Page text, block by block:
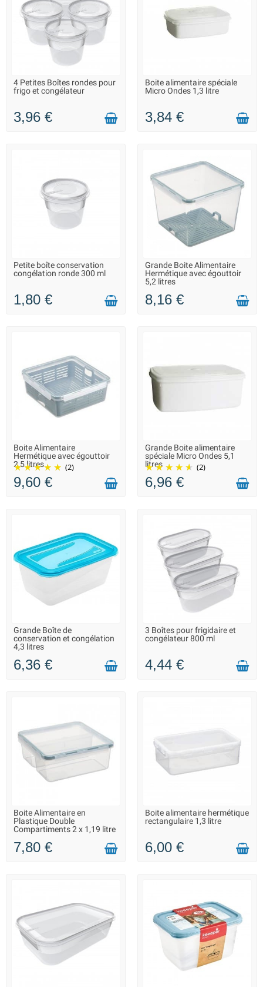
LIVRAISON 2 À 3 JOURS
4 Petites Boîtes rondes pour
frigo et congélateur
3,96 €
LIVRAISON 2 À 3 JOURS
Boite alimentaire spéciale
Micro Ondes 1,3 litre
3,84 €
LIVRAISON 2 À 3 JOURS
Petite boîte conservation
congélation ronde 300 ml
1,80 €
FIN DE SÉRIE : QUANTITÉ
MAX. DISPONIBLE
Grande Boite Alimentaire
Hermétique avec égouttoir
5,2 litres
8,16 €
LIVRAISON 2 À 3 JOURS
Boite Alimentaire
Hermétique avec égouttoir
2,5 litres
(2)
9,60 €
LIVRAISON 2 À 3 JOURS
Grande Boite alimentaire
spéciale Micro Ondes 5,1
litres
(2)
6,96 €
LIVRAISON 2 À 3 JOURS
Grande Boîte de
conservation et congélation
4,3 litres
6,36 €
LIVRAISON 2 À 3 JOURS
3 Boîtes pour frigidaire et
congélateur 800 ml
4,44 €
FIN DE SÉRIE : QUANTITÉ
MAX. DISPONIBLE
Boite Alimentaire en
Plastique Double
Compartiments 2 x 1,19 litre
7,80 €
LIVRAISON 2 À 3 JOURS
Boite alimentaire hermétique
rectangulaire 1,3 litre
6,00 €